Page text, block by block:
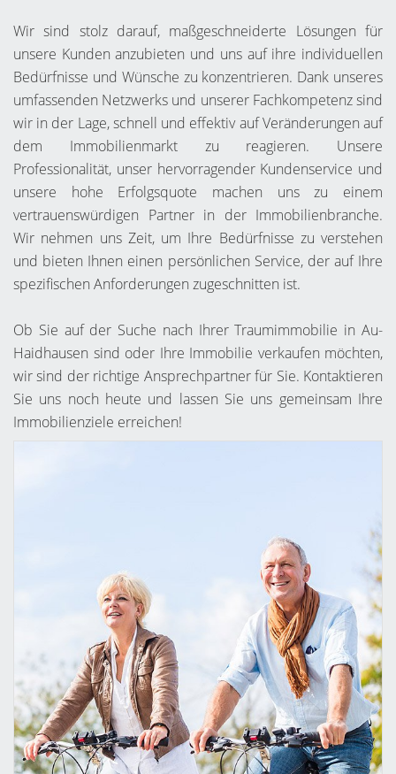
Wir sind stolz darauf, maßgeschneiderte Lösungen für
unsere Kunden anzubieten und uns auf ihre individuellen
Bedürfnisse und Wünsche zu konzentrieren. Dank unseres
umfassenden Netzwerks und unserer Fachkompetenz sind
wir in der Lage, schnell und effektiv auf Veränderungen auf
dem Immobilienmarkt zu reagieren. Unsere
Professionalität, unser hervorragender Kundenservice und
unsere hohe Erfolgsquote machen uns zu einem
vertrauenswürdigen Partner in der Immobilienbranche.
Wir nehmen uns Zeit, um Ihre Bedürfnisse zu verstehen
und bieten Ihnen einen persönlichen Service, der auf Ihre
spezifischen Anforderungen zugeschnitten ist.
Ob Sie auf der Suche nach Ihrer Traumimmobilie in Au-
Haidhausen sind oder Ihre Immobilie verkaufen möchten,
wir sind der richtige Ansprechpartner für Sie. Kontaktieren
Sie uns noch heute und lassen Sie uns gemeinsam Ihre
Immobilienziele erreichen!